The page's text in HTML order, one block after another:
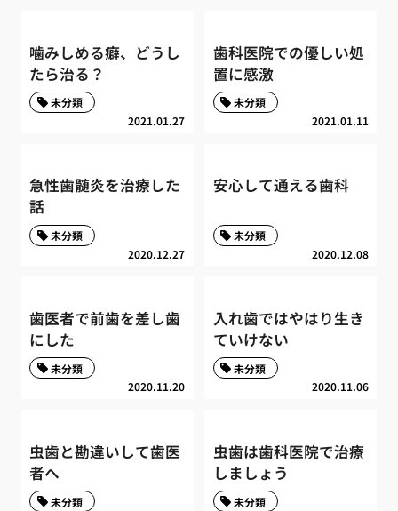
噛みしめる癖、どうし
たら治る？
2021.01.27
未分類
歯科医院での優しい処
置に感激
2021.01.11
未分類
急性歯髄炎を治療した
話
2020.12.27
未分類
安心して通える歯科
2020.12.08
未分類
歯医者で前歯を差し歯
にした
2020.11.20
未分類
入れ歯ではやはり生き
ていけない
2020.11.06
未分類
虫歯と勘違いして歯医
者へ
未分類
虫歯は歯科医院で治療
しましょう
未分類